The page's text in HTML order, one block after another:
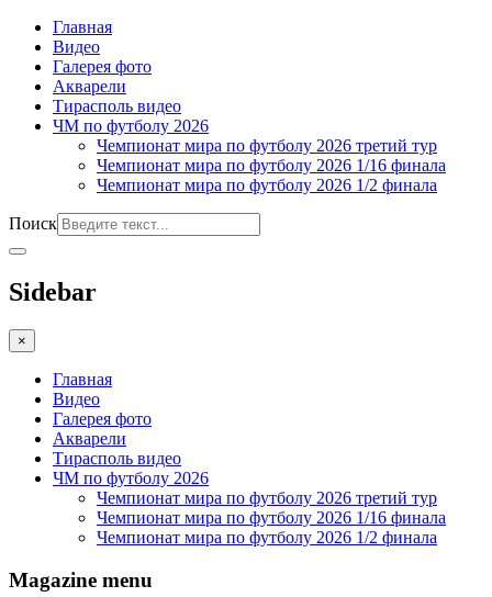
Главная
Видео
Галерея фото
Акварели
Тирасполь видео
ЧМ по футболу 2026
Чемпионат мира по футболу 2026 третий тур
Чемпионат мира по футболу 2026 1/16 финала
Чемпионат мира по футболу 2026 1/2 финала
Поиск
Sidebar
×
Главная
Видео
Галерея фото
Акварели
Тирасполь видео
ЧМ по футболу 2026
Чемпионат мира по футболу 2026 третий тур
Чемпионат мира по футболу 2026 1/16 финала
Чемпионат мира по футболу 2026 1/2 финала
Magazine menu